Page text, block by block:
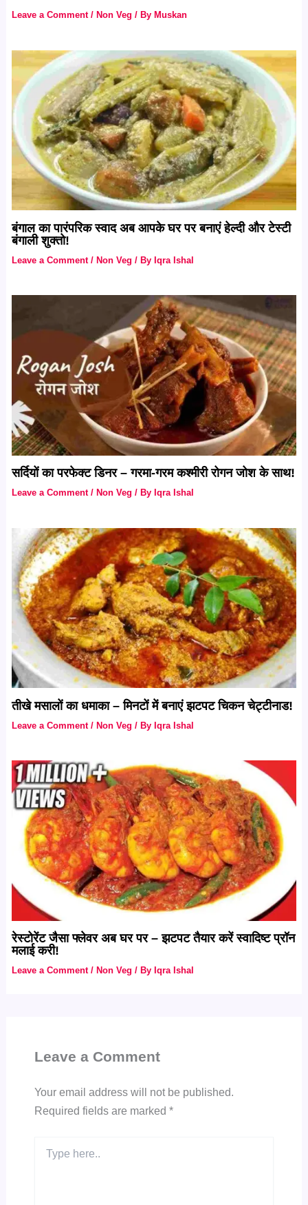
Leave a Comment / Non Veg / By Muskan
बंगाल का पारंपरिक स्वाद अब आपके घर पर बनाएं हेल्दी और टेस्टी
बंगाली शुक्तो!
Leave a Comment /Non Veg / ByIqra Ishal
सर्दियों का परफेक्ट डिनर – गरमा-गरम कश्मीरी रोगन जोश के साथ!
Leave a Comment / Non Veg / By Iqra Ishal
तीखे मसालों का धमाका – मिनटों में बनाएं झटपट चिकन चेट्टीनाड!
Leave a Comment / Non Veg / By Iqra Ishal
रेस्टोरेंट जैसा फ्लेवर अब घर पर – झटपट तैयार करें स्वादिष्ट प्रॉन
मलाई करी!
Leave a Comment / Non Veg / By Iqra Ishal
Leave a Comment
Your email address will not be published.
Required fields are marked *
here..